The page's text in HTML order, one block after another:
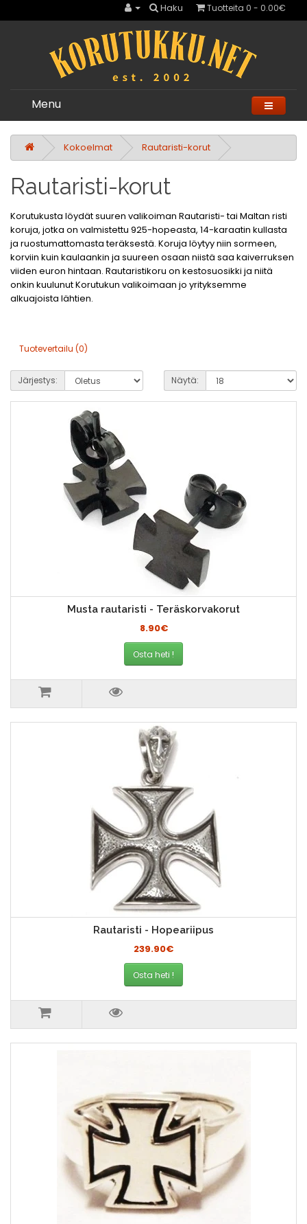
Haku Tuotteita 0 - 0.00€
Menu
Kokoelmat Rautaristi-korut
Rautaristi-korut
Korutukusta löydät suuren valikoiman Rautaristi- tai Maltan risti
koruja, jotka on valmistettu 925-hopeasta, 14-karaatin kullasta
ja ruostumattomasta teräksestä. Koruja löytyy niin sormeen,
korviin kuin kaulaankin ja suureen osaan niistä saa kaiverruksen
viiden euron hintaan. Rautaristikoru on kestosuosikki ja niitä
onkin kuulunut Korutukun valikoimaan jo yrityksemme
alkuajoista lähtien.
Tuotevertailu (0)
Järjestys: Näytä:
Musta rautaristi - Teräskorvakorut
8.90€
Osta heti !
Rautaristi - Hopeariipus
239.90€
Osta heti !